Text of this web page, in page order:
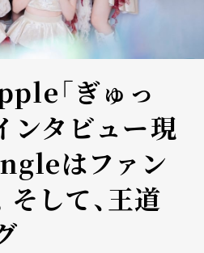
「ぎゅっ
ンタビュー――現
はファン
して、王道